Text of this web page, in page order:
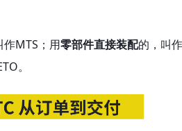
MTS；用零部件直接装配的，叫
。